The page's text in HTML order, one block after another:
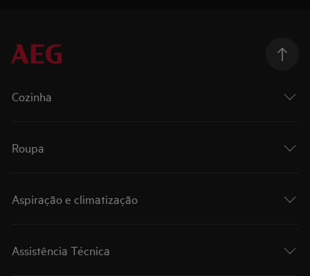
Cozinha
Roupa
Aspiração e climatização
Assistência Técnica